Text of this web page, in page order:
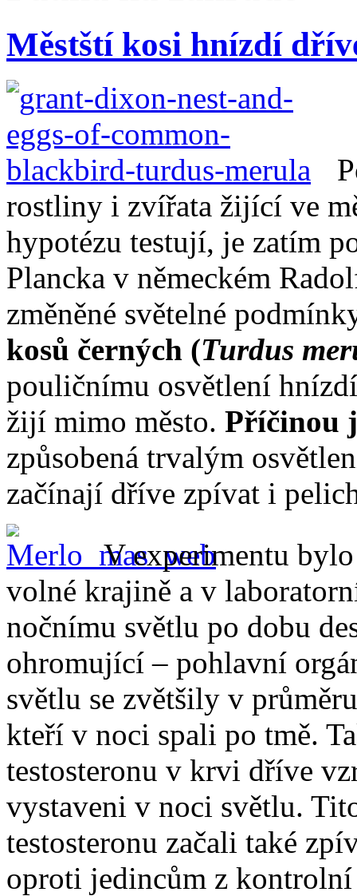
Městští kosi hnízdí
rostliny i zvířata žijící ve
hypotézu testují, je zatím
Plancka v německém
změněné světelné
kosů černých (Turdus
pouličnímu osvětlení
žijí mimo město. Příčinou
způsobená trvalým
začínají dříve zpívat i
V experimentu
volné krajině a v
nočnímu světlu po dobu
ohromující – pohlavní
světlu se zvětšily v
kteří v noci spali po tmě.
testosteronu v krvi dříve
vystaveni v noci světlu.
testosteronu začali také
oproti jedincům z